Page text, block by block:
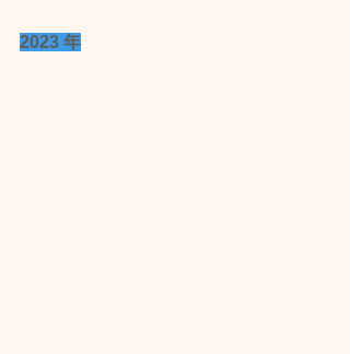
2023 年